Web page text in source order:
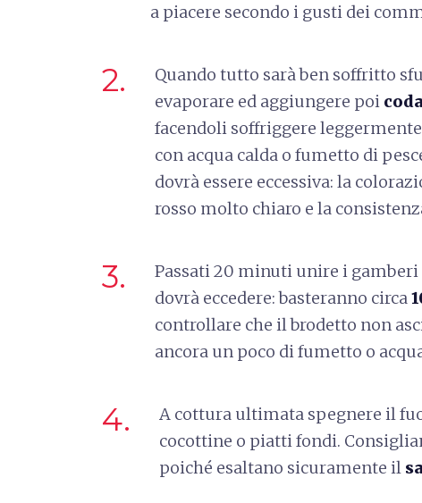
a piacere secondo i gusti dei
2.
Quando tutto sarà ben soffritto
evaporare ed aggiungere poi
facendoli soffriggere
con acqua calda o fumetto di
dovrà essere eccessiva: la
rosso molto chiaro e la
3.
Passati 20 minuti unire i
dovrà eccedere: basteranno circa
controllare che il brodetto non
ancora un poco di fumetto o
4.
A cottura ultimata spegnere il
cocottine o piatti fondi.
poiché esaltano sicuramente il